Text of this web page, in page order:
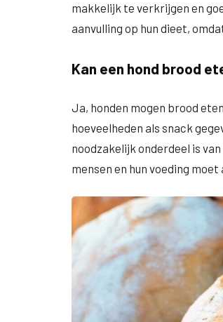
makkelijk te verkrijgen en
aanvulling op hun dieet,
Kan een hond brood
Ja, honden mogen brood
hoeveelheden als snack
noodzakelijk onderdeel is
mensen en hun voeding